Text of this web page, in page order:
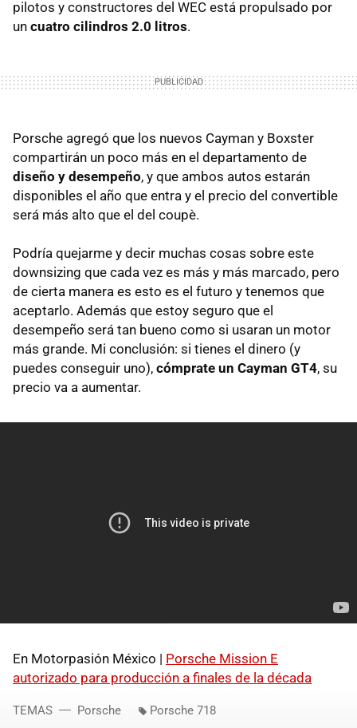
pilotos y constructores del WEC está propulsado por
un cuatro cilindros 2.0 litros.
Porsche agregó que los nuevos Cayman y Boxster
compartirán un poco más en el departamento de
diseño y desempeño, y que ambos autos estarán
disponibles el año que entra y el precio del convertible
será más alto que el del coupè.
Podría quejarme y decir muchas cosas sobre este
downsizing que cada vez es más y más marcado, pero
de cierta manera es esto es el futuro y tenemos que
aceptarlo. Además que estoy seguro que el
desempeño será tan bueno como si usaran un motor
más grande. Mi conclusión: si tienes el dinero (y
puedes conseguir uno), cómprate un Cayman GT4, su
precio va a aumentar.
En Motorpasión México | Porsche Mission E
autorizado para producción a finales de la década
TEMAS Porsche Porsche 718